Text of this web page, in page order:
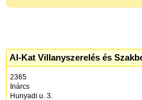
Al-Kat Villanyszerelés és
2365
Inárcs
Hunyadi u. 3.